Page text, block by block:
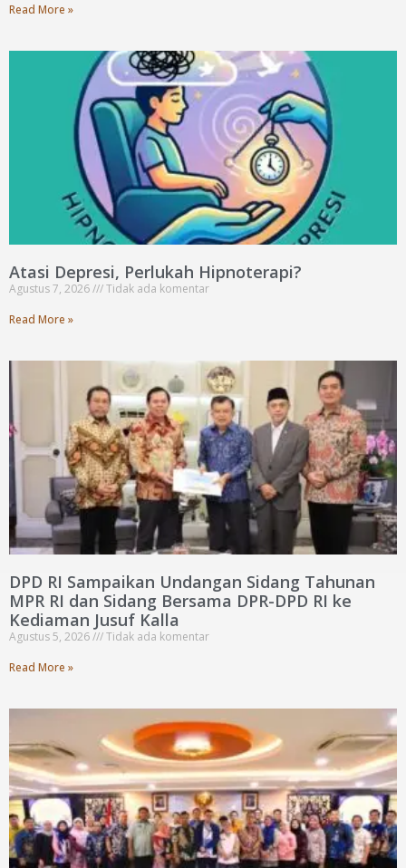
Read More »
Atasi Depresi, Perlukah Hipnoterapi?
Agustus 7, 2026
Tidak ada komentar
Read More »
DPD RI Sampaikan Undangan Sidang Tahunan
MPR RI dan Sidang Bersama DPR-DPD RI ke
Kediaman Jusuf Kalla
Agustus 5, 2026
Tidak ada komentar
Read More »